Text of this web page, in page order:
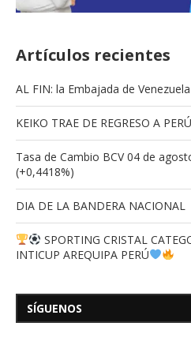
Artículos recientes
AL FIN: la Embajada de
KEIKO TRAE DE REGRESO A
Tasa de Cambio BCV 04 de
(+0,4418%)
DIA DE LA BANDERA NACIONAL
SPORTING CRISTAL
INTICUP AREQUIPA PERÚ
SÍGUENOS